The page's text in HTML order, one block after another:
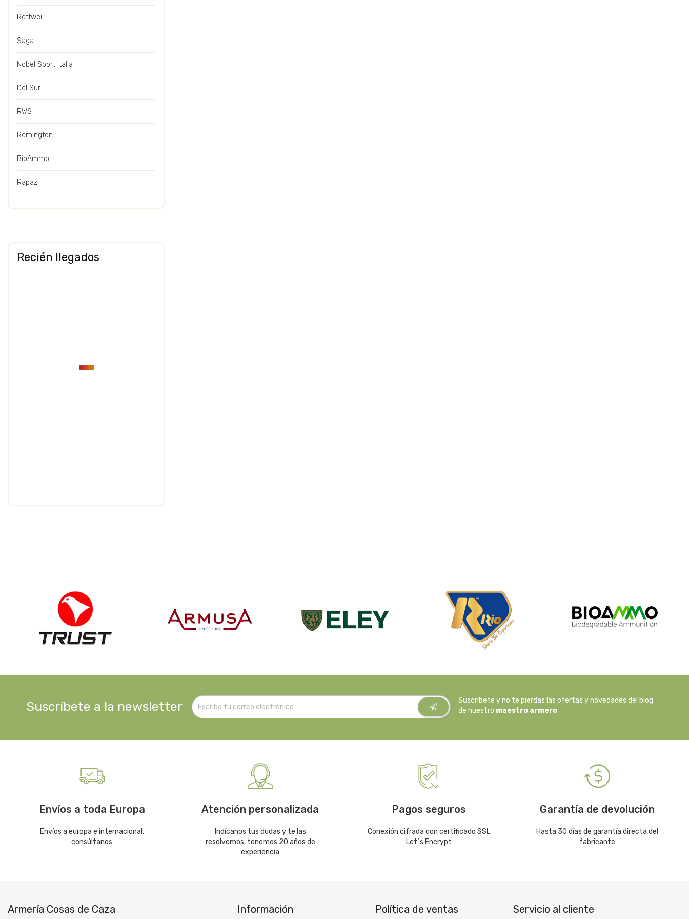
Rottweil
Saga
Nobel Sport Italia
Del Sur
RWS
Remington
BioAmmo
Rapaz
Recién llegados
Suscríbete a la newsletter
Suscríbete y no te pierdas las ofertas y novedades del blog
de nuestro maestro armero.
Envíos a toda Europa
Envíos a europa e internacional,
consúltanos
Atención personalizada
Indícanos tus dudas y te las
resolvemos, tenemos 20 años de
experiencia
Pagos seguros
Conexión cifrada con certificado SSL
Let´s Encrypt
Garantía de devolución
Hasta 30 días de garantía directa del
fabricante
Armería Cosas de Caza Información Política de ventas Servicio al cliente